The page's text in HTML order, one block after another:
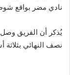
نادي مضر بواقع
يُذكر أن الفريق وصل
نصف النهائي بثلاثة